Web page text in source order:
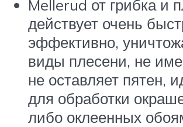
Mellerud от грибка и
действует очень
эффективно,
виды плесени, не
не оставляет пятен,
для обработки
либо оклеенных